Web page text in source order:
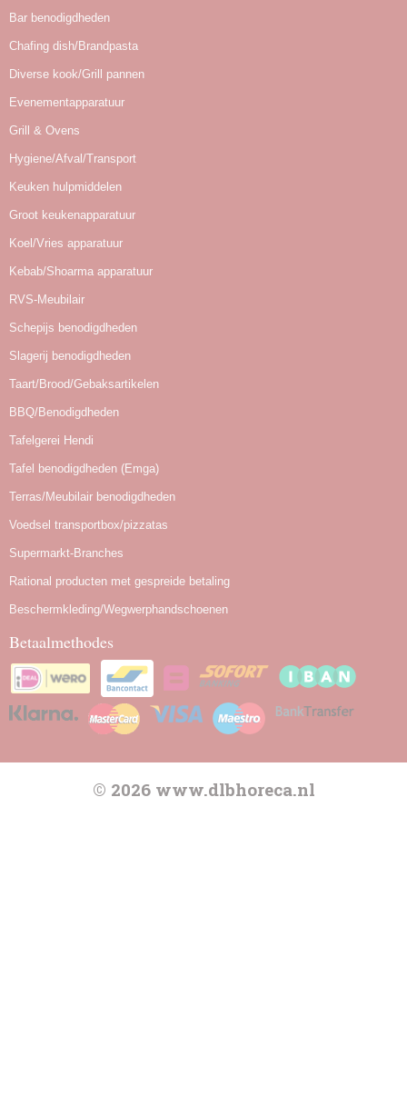
Bar benodigdheden
Chafing dish/Brandpasta
Diverse kook/Grill pannen
Evenementapparatuur
Grill & Ovens
Hygiene/Afval/Transport
Keuken hulpmiddelen
Groot keukenapparatuur
Koel/Vries apparatuur
Kebab/Shoarma apparatuur
RVS-Meubilair
Schepijs benodigdheden
Slagerij benodigdheden
Taart/Brood/Gebaksartikelen
BBQ/Benodigdheden
Tafelgerei Hendi
Tafel benodigdheden (Emga)
Terras/Meubilair benodigdheden
Voedsel transportbox/pizzatas
Supermarkt-Branches
Rational producten met gespreide betaling
Beschermkleding/Wegwerphandschoenen
Betaalmethodes
© 2026 www.dlbhoreca.nl